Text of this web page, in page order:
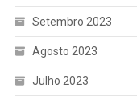
Setembro 2023
Agosto 2023
Julho 2023